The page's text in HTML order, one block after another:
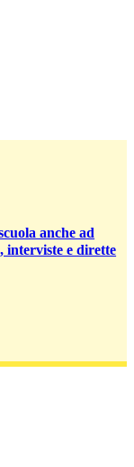
anche ad
interviste e dirette